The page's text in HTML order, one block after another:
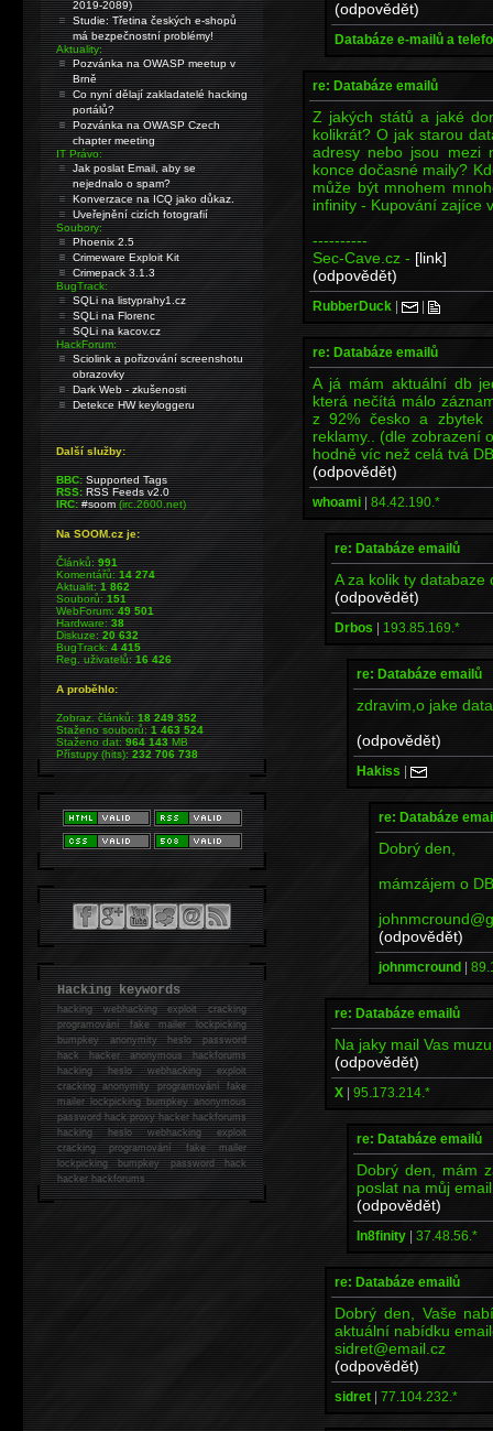
(odpovědět)
Databáze e-mailů a
re: Databáze emailů
Z jakých států a jaké
kolikrát? O jak starou
adresy nebo jsou mezi
konce dočasné maily?
může být mnohem
infinity - Kupování zajíce
----------
Sec-Cave.cz - [link]
(odpovědět)
RubberDuck | |
re: Databáze emailů
A já mám aktuální db
která nečítá málo
z 92% česko a zbytek
reklamy.. (dle zobrazení
hodně víc než celá tvá
(odpovědět)
whoami | 84.42.190.*
re: Databáze emailů
A za kolik ty databaze
(odpovědět)
Drbos | 193.85.169.*
re: Databáze emailů
zdravim,o jake
(odpovědět)
Hakiss |
re: Databáze
Dobrý den,
mámzájem o
(odpovědět)
johnmcround |
re: Databáze emailů
Na jaky mail Vas
(odpovědět)
X | 95.173.214.*
re: Databáze emailů
Dobrý den, mám
poslat na můj
(odpovědět)
In8finity | 37.48.56.*
re: Databáze emailů
Dobrý den, Vaše
aktuální nabídku
sidret@email.cz
(odpovědět)
sidret | 77.104.232.*
2019-2089)
Studie: Třetina českých e-shopů
má bezpečnostní problémy!
Aktuality:
Pozvánka na OWASP meetup v
Brně
Co nyní dělají zakladatelé hacking
portálů?
Pozvánka na OWASP Czech
chapter meeting
IT Právo:
Jak poslat Email, aby se
nejednalo o spam?
Konverzace na ICQ jako důkaz.
Uveřejnění cizích fotografií
Soubory:
Phoenix 2.5
Crimeware Exploit Kit
Crimepack 3.1.3
BugTrack:
SQLi na listyprahy1.cz
SQLi na Florenc
SQLi na kacov.cz
HackForum:
Sciolink a pořizování screenshotu
obrazovky
Dark Web - zkušenosti
Detekce HW keyloggeru
Další služby:
BBC: Supported Tags
RSS: RSS Feeds v2.0
IRC: #soom(irc.2600.net)
Na SOOM.cz je:
Článků:991
Komentářů:14 274
Aktualit:1 862
Souborů:151
WebForum:49 501
Hardware:38
Diskuze:20 632
BugTrack:4 415
Reg. uživatelů:16 426
A proběhlo:
Zobraz. článků:18 249 352
Staženo souborů:1 463 524
Staženo dat:964 143MB
Přístupy (hits):232 706 738
Hacking keywords
hackingwebhacking exploit cracking
programování fake mailer lockpicking
bumpkey anonymity heslo password
hackhacker anonymous hackforums
hackingheslo webhacking exploit
cracking anonymity programování fake
mailer lockpicking bumpkey anonymous
password hack proxy hacker hackforums
hacking heslo webhacking exploit
cracking programování fake mailer
lockpicking bumpkey password hack
hackerhackforums